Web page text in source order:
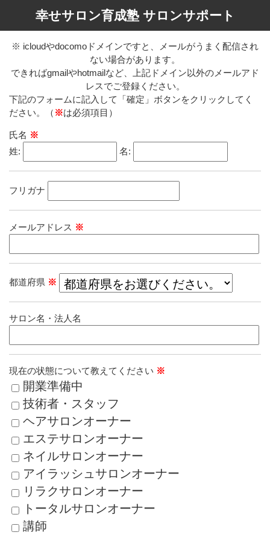
幸せサロン育成塾 サロンサポート
※ icloudやdocomoドメインですと、メールがうまく配信され
ない場合があります。
できればgmailやhotmailなど、上記ドメイン以外のメールアド
レスでご登録ください。
下記のフォームに記入して「確定」ボタンをクリックしてく
ださい。（ ※は必須項目）
氏名 ※
姓:
名:
フリガナ
メールアドレス ※
都道府県 ※
サロン名・法人名
現在の状態について教えてください ※
開業準備中
技術者・スタッフ
ヘアサロンオーナー
エステサロンオーナー
ネイルサロンオーナー
アイラッシュサロンオーナー
リラクサロンオーナー
トータルサロンオーナー
講師